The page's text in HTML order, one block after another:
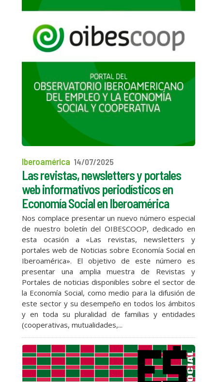
Iberoamérica 14/07/2025
Las revistas, newsletters y portales
web informativos periodísticos en
Economía Social en Iberoamérica
Nos complace presentar un nuevo número especial
de nuestro boletín del OIBESCOOP, dedicado en
esta ocasión a «Las revistas, newsletters y
portales web de Noticias sobre Economía Social en
Iberoamérica». El objetivo de este número es
presentar una amplia muestra de Revistas y
Portales de noticias disponibles sobre el sector de
la Economía Social, como medio para la difusión de
este sector y su desempeño en todos los ámbitos
y en toda su pluralidad de familias y entidades
(cooperativas, mutualidades,...